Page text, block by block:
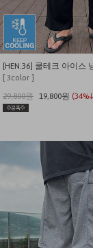
[HEN.36] 쿨테크 아이스
[ 3color ]
29,800원 19,800원